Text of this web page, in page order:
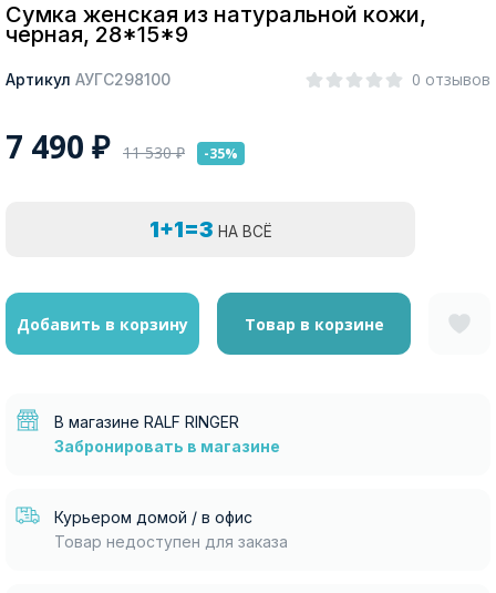
Сумка женская из натуральной кожи,
черная, 28*15*9
Артикул АУГС298100 0 отзывов
7 490 ₽ 11 530₽ -35%
1+1=3 НА ВСЁ
Добавить в корзину Товар в корзине
В магазине RALF RINGER
Забронировать в магазине
Курьером домой / в офис
Товар недоступен для заказа